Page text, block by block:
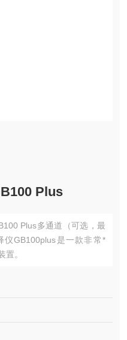
Plus
Plus多通道（可选，最
GB100plus是一款非常*
置。